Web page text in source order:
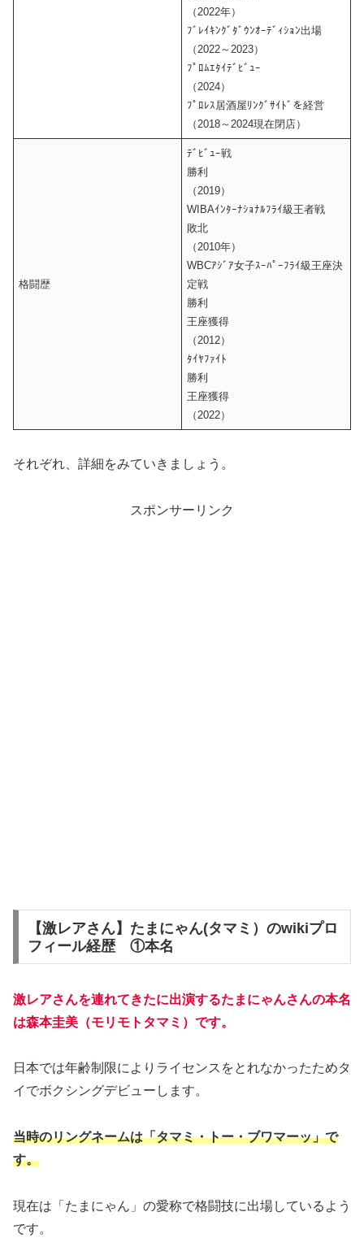
（2022年）
ﾌﾞﾚｲｷﾝｸﾞﾀﾞｳﾝｵｰﾃﾞｨｼｮﾝ出場
（2022～2023）
ﾌﾟﾛﾑｴﾀｲﾃﾞﾋﾞｭｰ
（2024）
ﾌﾟﾛﾚｽ居酒屋ﾘﾝｸﾞｻｲﾄﾞを経営
（2018～2024現在閉店）
格闘歴
ﾃﾞﾋﾞｭｰ戦
勝利
（2019）
WIBAｲﾝﾀｰﾅｼｮﾅﾙﾌﾗｲ級王者戦
敗北
（2010年）
WBCｱｼﾞｱ女子ｽｰﾊﾟｰﾌﾗｲ級王座決
定戦
勝利
王座獲得
（2012）
ﾀｲﾔﾌｧｲﾄ
勝利
王座獲得
（2022）
それぞれ、詳細をみていきましょう。
スポンサーリンク
【激レアさん】たまにゃん(タマミ）のwikiプロ
フィール経歴 ①本名
激レアさんを連れてきたに出演するたまにゃんさんの本名
は森本圭美（モリモトタマミ ）です。
日本では年齢制限によりライセンスをとれなかったためタ
イでボクシングデビューします。
当時のリングネームは「タマミ・トー・ブワマーッ」で
す。
現在は「たまにゃん」の愛称で格闘技に出場しているよう
です。